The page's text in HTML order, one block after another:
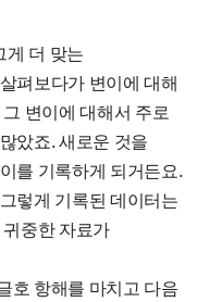
게 더 맞는
펴보다가 변이에 대해
변이에 대해서 주로
았죠. 새로운 것을
를 기록하게 되거든요.
렇게 기록된 데이터는
중한 자료가
호 항해를 마치고 다음